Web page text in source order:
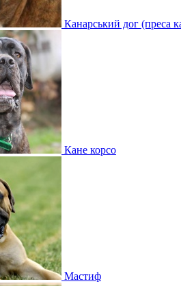
Канарський дог (преса
Кане корсо
Мастиф